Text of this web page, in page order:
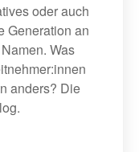
oder auch
Generation an
Was
anders? Die